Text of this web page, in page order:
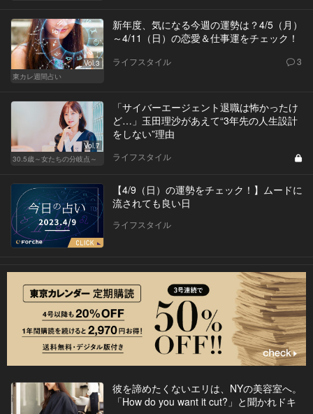
Vol.3
東カレ週間占い
新年度、気になる今週の運勢は？4/5（月）
～4/11（日）の恋愛＆仕事運をチェック！
ライフスタイル 3
Vol.7
30.5歳～女たちの分岐点～
「サイバーエージェント退職は怖かったけ
ど…」玉田理沙があえて“3年先の人生設計
をしない”理由
ライフスタイル
【4/9（日）の運勢をチェック！】ムードに
流されても良い日
ライフスタイル
彼を諦めたくないエリは、NYの美容室へ。
「How do you want it cut?」と聞かれドキ